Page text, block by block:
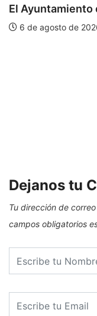
El Ayuntamiento
6 de agosto de
Dejanos tu
Tu dirección de
campos obligatorios